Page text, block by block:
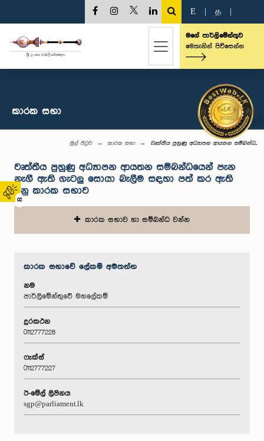
02
E த
මගේ පාර්ලිමේන්තුව
මෙතැනින් පිවිසෙන්න
කාරක සභා
මුල් පිටුව කාරක සභා වෘත්තීය පුහුණු අධ්‍යාපන ආයතන සම්බන්ධ...
වෘත්තීය පුහුණු අධ්‍යාපන ආයතන සම්බන්ධයෙන් පැන
නැගී ඇති ගැටලු සොයා බැලීම සඳහා පත් කර ඇති
අනු කාරක සභාව
කාරක සභාව හා සම්බන්ධ වන්න
කාරක සභා‌වේ ලේකම් අමතන්න
නම
පාර්ලිමේන්තුවේ මහලේකම්
දුරකථන
0112777228
ෆැක්ස්
0112777227
ඊ-මේල් ලිපිනය
sgp@parliament.lk